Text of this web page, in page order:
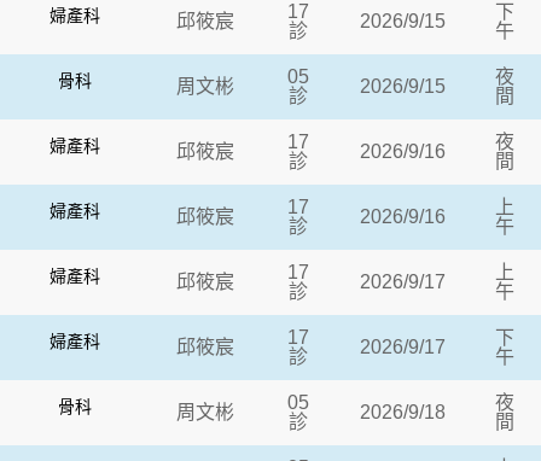
婦產科 邱筱宸
17
診
2026/9/15
下
午
骨科 周文彬
05
診
2026/9/15
夜
間
婦產科 邱筱宸
17
診
2026/9/16
夜
間
婦產科 邱筱宸
17
診
2026/9/16
上
午
婦產科 邱筱宸
17
診
2026/9/17
上
午
婦產科 邱筱宸
17
診
2026/9/17
下
午
骨科 周文彬
05
診
2026/9/18
夜
間